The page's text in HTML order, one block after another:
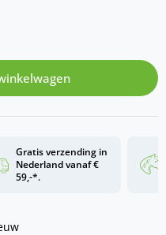
Gratis verzending in
Nederland vanaf €
59,-*.